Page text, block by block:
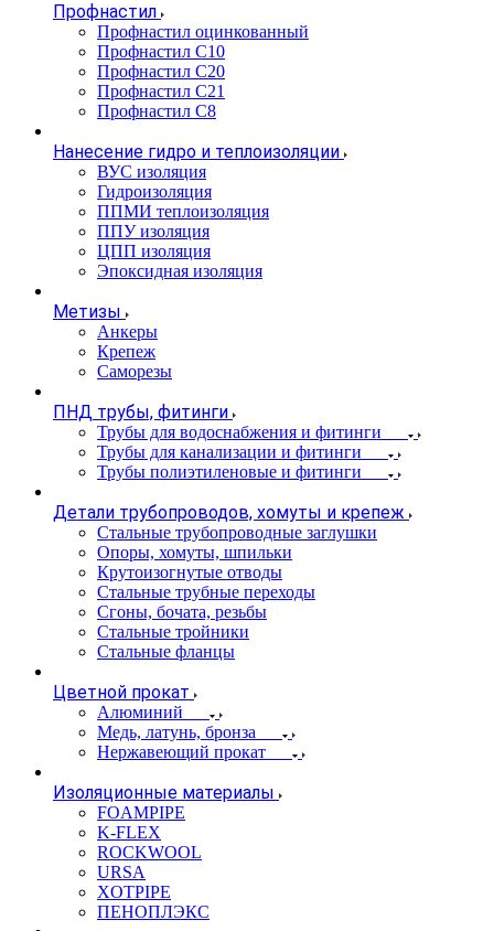
Профнастил
Профнастил оцинкованный
Профнастил С10
Профнастил С20
Профнастил С21
Профнастил С8
Нанесение гидро и теплоизоляции
ВУС изоляция
Гидроизоляция
ППМИ теплоизоляция
ППУ изоляция
ЦПП изоляция
Эпоксидная изоляция
Метизы
Анкеры
Крепеж
Саморезы
ПНД трубы, фитинги
Трубы для водоснабжения и фитинги
Трубы для канализации и фитинги
Трубы полиэтиленовые и фитинги
Детали трубопроводов, хомуты и крепеж
Стальные трубопроводные заглушки
Опоры, хомуты, шпильки
Крутоизогнутые отводы
Стальные трубные переходы
Сгоны, бочата, резьбы
Стальные тройники
Стальные фланцы
Цветной прокат
Алюминий
Медь, латунь, бронза
Нержавеющий прокат
Изоляционные материалы
FOAMPIPE
K-FLEX
ROCKWOOL
URSA
XOTPIPE
ПЕНОПЛЭКС